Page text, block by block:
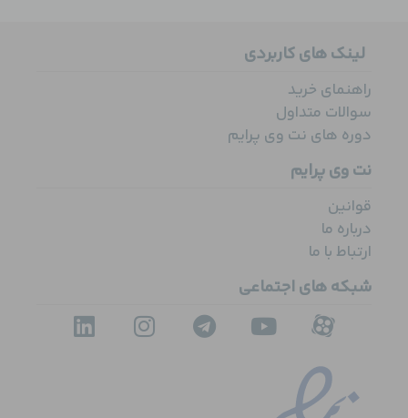
لینک های کاربردی
راهنمای خرید
سوالات متداول
دوره های نت وی پرایم
نت وی پرایم
قوانین
درباره ما
ارتباط با ما
شبکه های اجتماعی